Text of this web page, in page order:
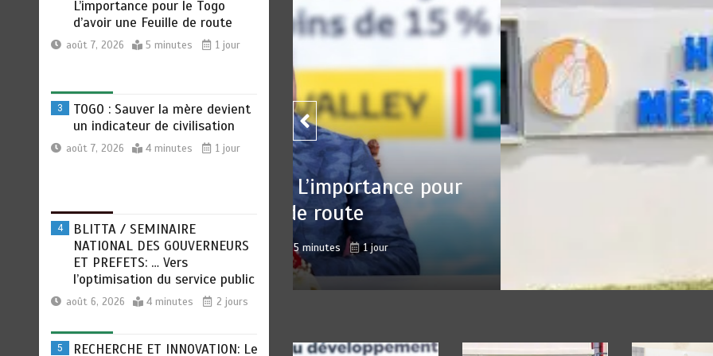
un indicateur de civilisation
août 7, 2026 4 minutes 1 jour
4
BLITTA / SEMINAIRE
NATIONAL DES GOUVERNEURS
ET PREFETS: … Vers
l’optimisation du service public
5
RECHERCHE ET INNOVATION: Le
Togo ouvre la voie pour
l’enracinement du génie
génétique et de la
biotechnologie
6
TOGO : Bon vent dans les
Feuille de route
5 minutes 1 jour
TOGO : Sauver la mère devient un
civilisation
parJean Pierre BAWELA